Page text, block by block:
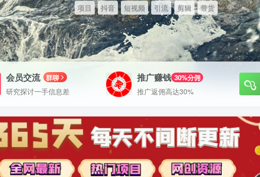
项目 抖音 短视频 引流 剪辑 带货
会员交流 群聊
研究探讨一手信息差
推广赚钱 30%分佣
推广返佣高达30%